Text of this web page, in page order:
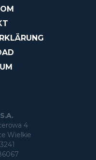
4
Wielkie